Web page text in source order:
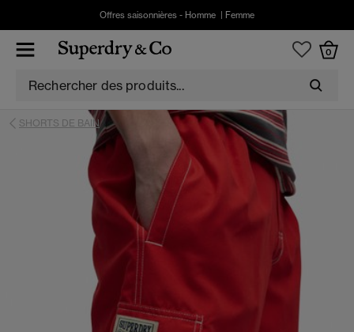
Offres saisonnières - Homme Femme
0
SHORTS DE BAIN